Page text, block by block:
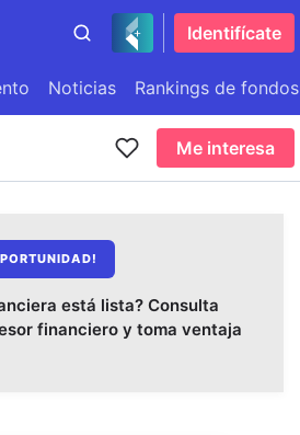
Identifícate
Noticias Rankings de fondos
Me interesa
está lista? Consulta
financiero y toma ventaja